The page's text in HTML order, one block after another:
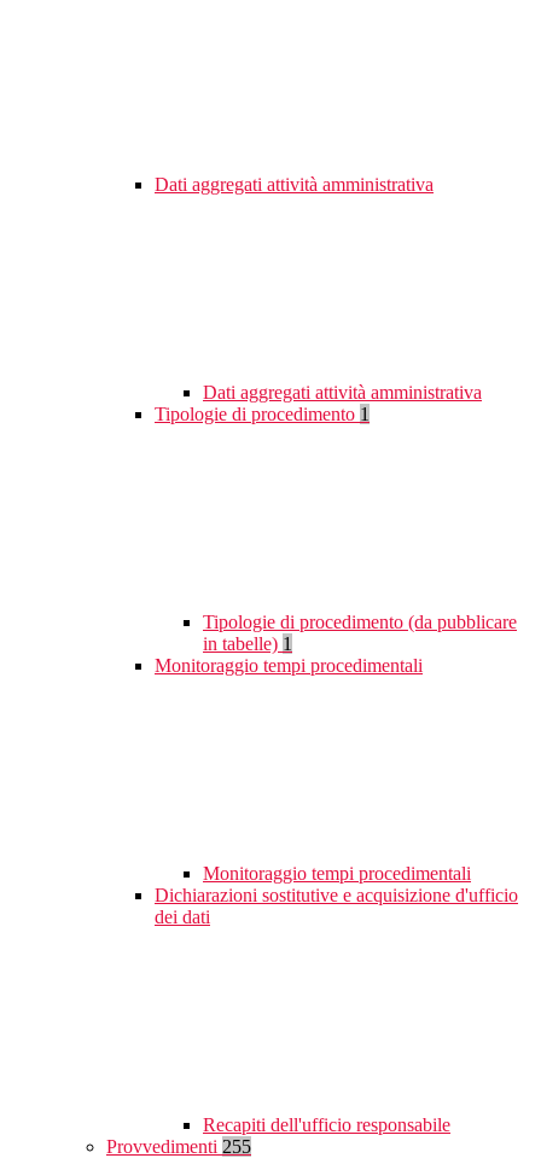
Dati aggregati attività amministrativa
Dati aggregati attività amministrativa
Tipologie di procedimento 1
Tipologie di procedimento (da pubblicare
in tabelle) 1
Monitoraggio tempi procedimentali
Monitoraggio tempi procedimentali
Dichiarazioni sostitutive e acquisizione d'ufficio
dei dati
Recapiti dell'ufficio responsabile
Provvedimenti 255